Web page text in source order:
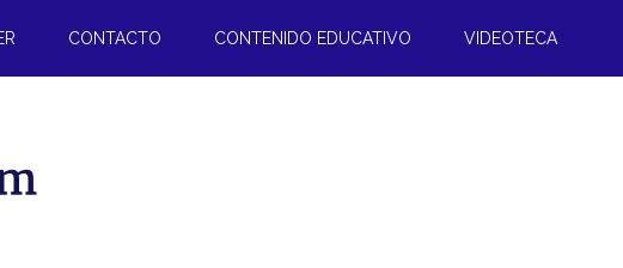
CONTACTO CONTENIDO EDUCATIVO VIDEOTECA